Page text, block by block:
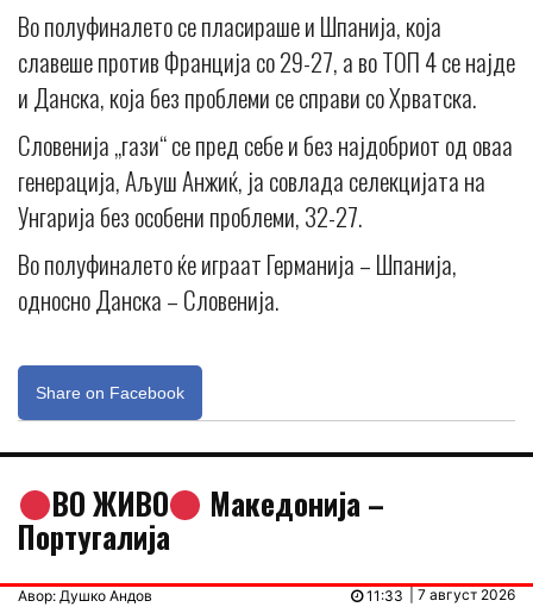
Во полуфиналето се пласираше и Шпанија, која
славеше против Франција со 29-27, а во ТОП 4 се најде
и Данска, која без проблеми се справи со Хрватска.
Словенија „гази“ се пред себе и без најдобриот од оваа
генерација, Аљуш Анжиќ, ја совлада селекцијата на
Унгарија без особени проблеми, 32-27.
Во полуфиналето ќе играат Германија – Шпанија,
односно Данска – Словенија.
Share on Facebook
ВО ЖИВО Македонија –
Португалија
Авор: Душко Андов | 7 август 2026
11:33